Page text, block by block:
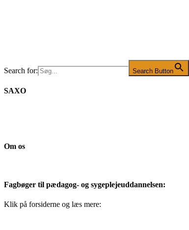
Search for: Search Button
SAXO
Om os
Fagbøger til pædagog- og sygeplejeuddannelsen:
Klik på forsiderne og læs mere: